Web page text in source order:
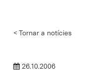
< Tornar a notícies
26.10.2006